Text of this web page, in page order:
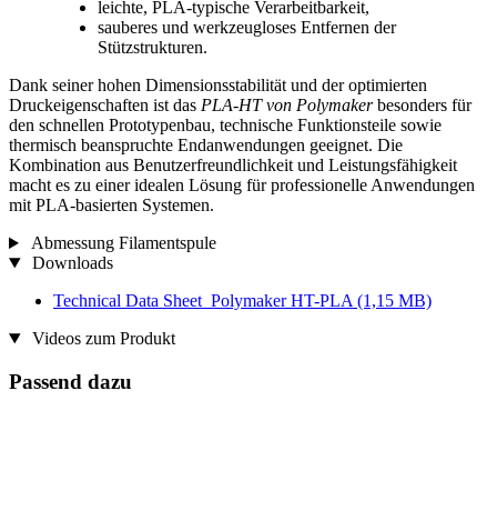
leichte, PLA-typische Verarbeitbarkeit,
sauberes und werkzeugloses Entfernen der
Stützstrukturen.
Dank seiner hohen Dimensionsstabilität und der optimierten
Druckeigenschaften ist das PLA-HT von Polymakerbesonders für
den schnellen Prototypenbau, technische Funktionsteile sowie
thermisch beanspruchte Endanwendungen geeignet. Die
Kombination aus Benutzerfreundlichkeit und Leistungsfähigkeit
macht es zu einer idealen Lösung für professionelle Anwendungen
mit PLA-basierten Systemen.
Abmessung Filamentspule
Downloads
Technical Data Sheet_Polymaker HT-PLA (1,15 MB)
Videos zum Produkt
Passend dazu